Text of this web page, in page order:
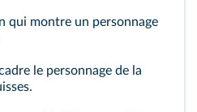
qui montre un personnage
le personnage de la